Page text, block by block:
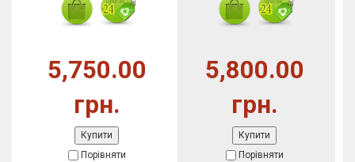
5,750.00
грн.
Купити
Порівняти
5,800.00
грн.
Купити
Порівняти